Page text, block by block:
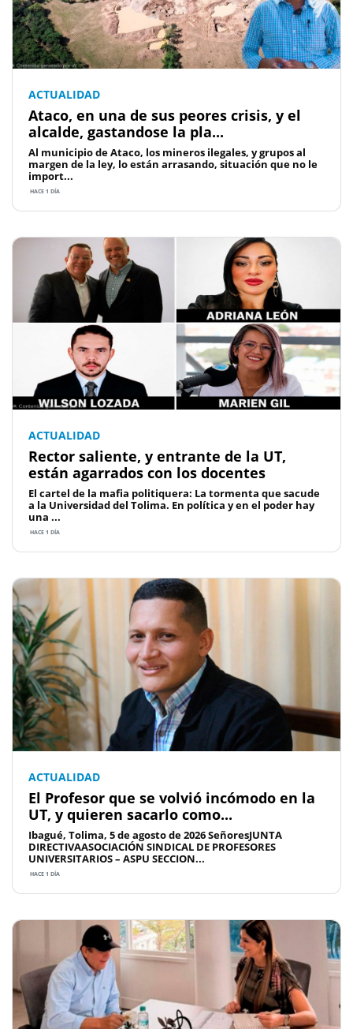
ACTUALIDAD
Ataco, en una de sus peores crisis, y el
alcalde, gastandose la pla...
Al municipio de Ataco, los mineros ilegales, y grupos al
margen de la ley, lo están arrasando, situación que no le
import...
HACE 1 DÍA
ACTUALIDAD
Rector saliente, y entrante de la UT,
están agarrados con los docentes
El cartel de la mafia politiquera: La tormenta que sacude
a la Universidad del Tolima. En política y en el poder hay
una ...
HACE 1 DÍA
ACTUALIDAD
El Profesor que se volvió incómodo en la
UT, y quieren sacarlo como...
Ibagué, Tolima, 5 de agosto de 2026 SeñoresJUNTA
DIRECTIVAASOCIACIÓN SINDICAL DE PROFESORES
UNIVERSITARIOS – ASPU SECCION...
HACE 1 DÍA